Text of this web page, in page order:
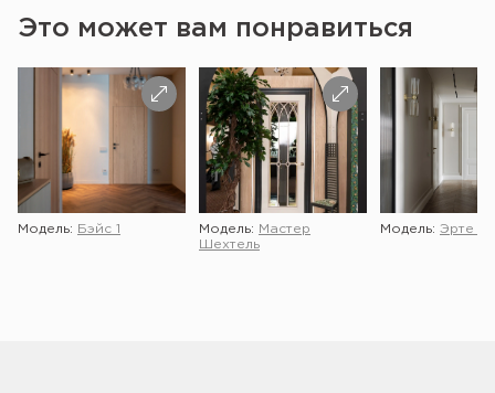
Это может вам понравиться
Модель: Бэйс 1 Модель:
Мастер
Шехтель
Модель: Эрте 2